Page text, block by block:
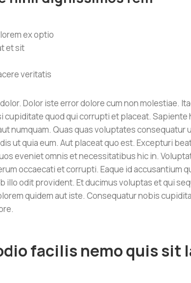
ex optio
et sit
veritatis
Dolor iste error dolore cum non molestiae.
cupiditate quod qui corrupti et placeat.
numquam. Quas quas voluptates consequatur
ut quia eum. Aut placeat quo est. Excepturi
eveniet omnis et necessitatibus hic in.
occaecati et corrupti. Eaque id accusantium
illo odit provident. Et ducimus voluptas et qui
quidem aut iste. Consequatur nobis
facilis nemo quis sit